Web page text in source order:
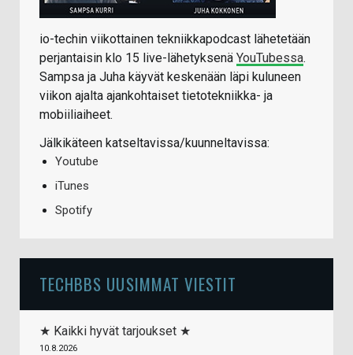
io-techin viikottainen tekniikkapodcast lähetetään
perjantaisin klo 15 live-lähetyksenä YouTubessa.
Sampsa ja Juha käyvät keskenään läpi kuluneen
viikon ajalta ajankohtaiset tietotekniikka- ja
mobiiliaiheet.
Jälkikäteen katseltavissa/kuunneltavissa:
Youtube
iTunes
Spotify
TECHBBS UUSIMMAT VIESTIT
★ Kaikki hyvät tarjoukset ★
10.8.2026